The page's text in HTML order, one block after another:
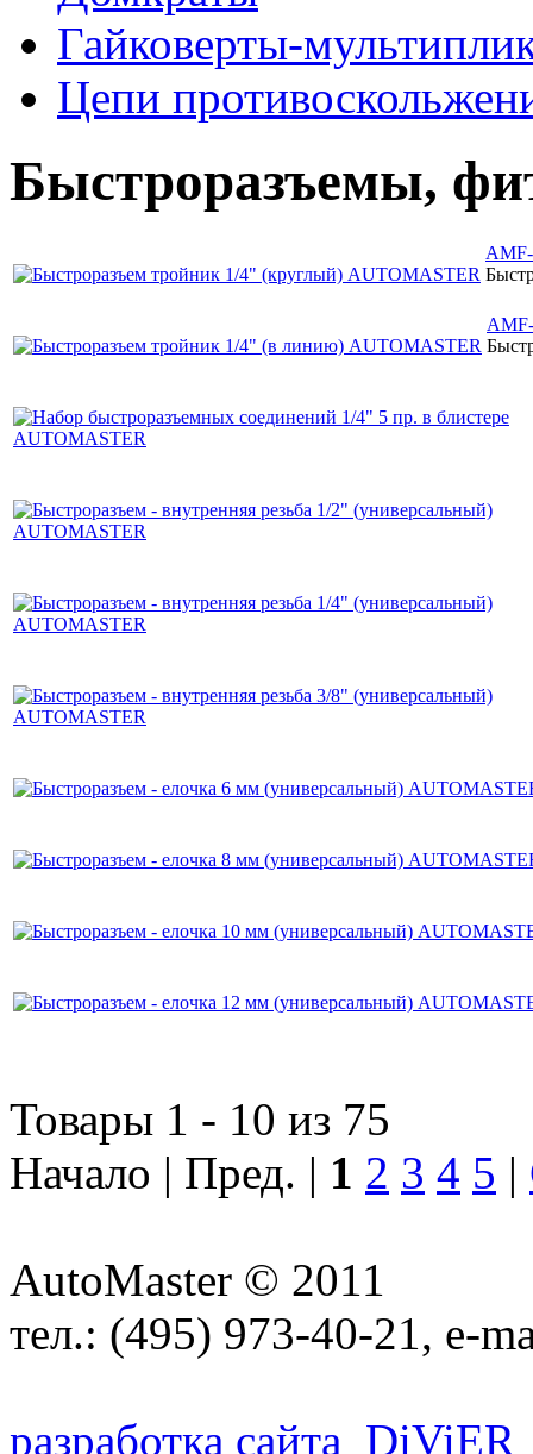
Гайковерты-
Цепи
Быстроразъемы,
Товары 1 - 10 из 75
Начало | Пред. | 1 2 3 4 5 |
AutoMaster © 2011
тел.: (495) 973-40-21, e-
разработка сайта DiViER